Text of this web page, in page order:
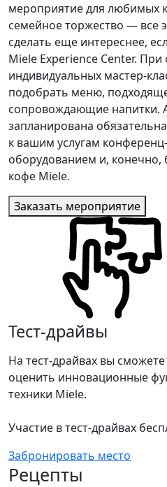
мероприятие для любимых
семейное торжество — все
сделать еще интереснее,
Miele Experience Center. При
индивидуальных мастер-
подобрать меню,
сопровождающие напитки.
запланирована
к вашим услугам
оборудованием и,
кофе Miele.
Заказать мероприятие
Тест-драйвы
На тест-драйвах вы
оценить инновационные
техники Miele.
Участие в тест-драйвах
Забронировать место
Рецепты